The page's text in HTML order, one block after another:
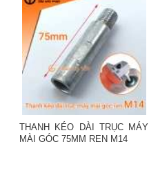
THANH KÉO DÀI TRỤC MÁY
MÀI GÓC 75MM REN M14